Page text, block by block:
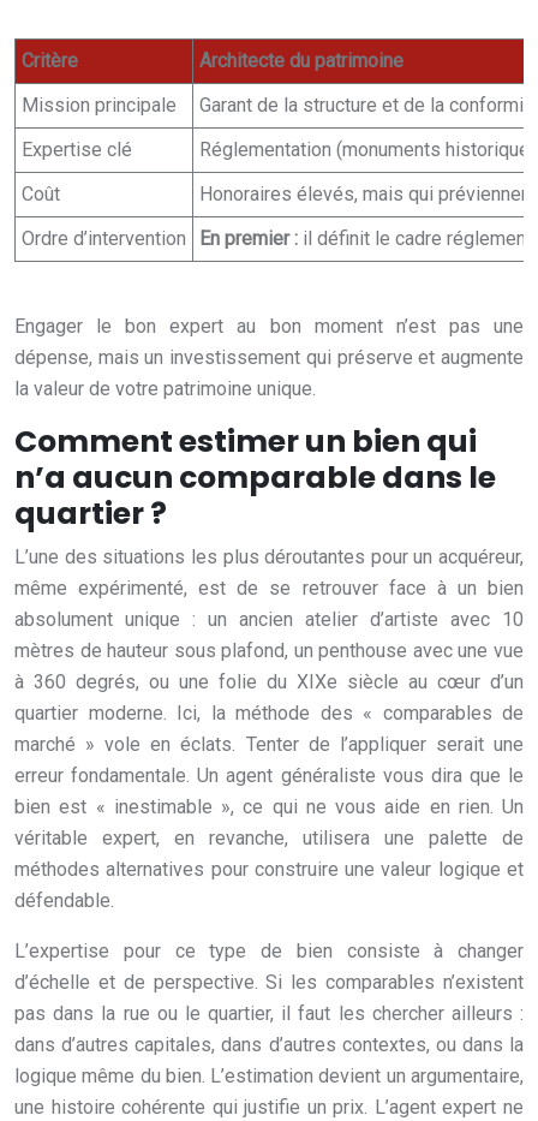
Critère
Architecte du patrimoine
Mission principale
Garant de la structure et de la
Expertise clé
Réglementation (monuments
Coût
Honoraires élevés, mais qui
Ordre d’intervention
En premier : il définit le cadre
Engager le bon expert au bon moment n’est pas une
dépense, mais un investissement qui préserve et augmente
la valeur de votre patrimoine unique.
Comment estimer un bien qui
n’a aucun comparable dans le
quartier ?
L’une des situations les plus déroutantes pour un acquéreur,
même expérimenté, est de se retrouver face à un bien
absolument unique : un ancien atelier d’artiste avec 10
mètres de hauteur sous plafond, un penthouse avec une vue
à 360 degrés, ou une folie du XIXe siècle au cœur d’un
quartier moderne. Ici, la méthode des « comparables de
marché » vole en éclats. Tenter de l’appliquer serait une
erreur fondamentale. Un agent généraliste vous dira que le
bien est « inestimable », ce qui ne vous aide en rien. Un
véritable expert, en revanche, utilisera une palette de
méthodes alternatives pour construire une valeur logique et
défendable.
L’expertise pour ce type de bien consiste à changer
d’échelle et de perspective. Si les comparables n’existent
pas dans la rue ou le quartier, il faut les chercher ailleurs :
dans d’autres capitales, dans d’autres contextes, ou dans la
logique même du bien. L’estimation devient un argumentaire,
une histoire cohérente qui justifie un prix. L’agent expert ne